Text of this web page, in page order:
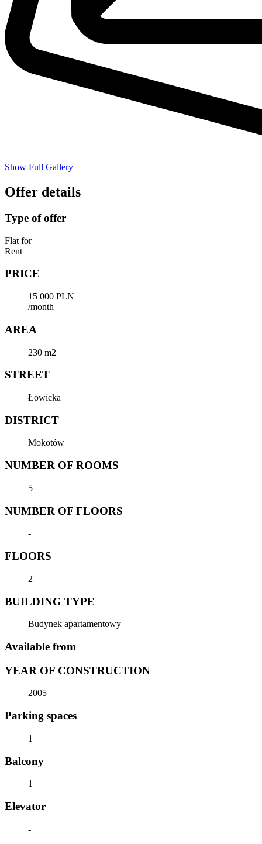
Show Full Gallery
Offer details
Type of offer
Flat for
Rent
PRICE
15 000 PLN
/month
AREA
230 m2
STREET
Łowicka
DISTRICT
Mokotów
NUMBER OF ROOMS
5
NUMBER OF FLOORS
-
FLOORS
2
BUILDING TYPE
Budynek apartamentowy
Available from
YEAR OF CONSTRUCTION
2005
Parking spaces
1
Balcony
1
Elevator
-